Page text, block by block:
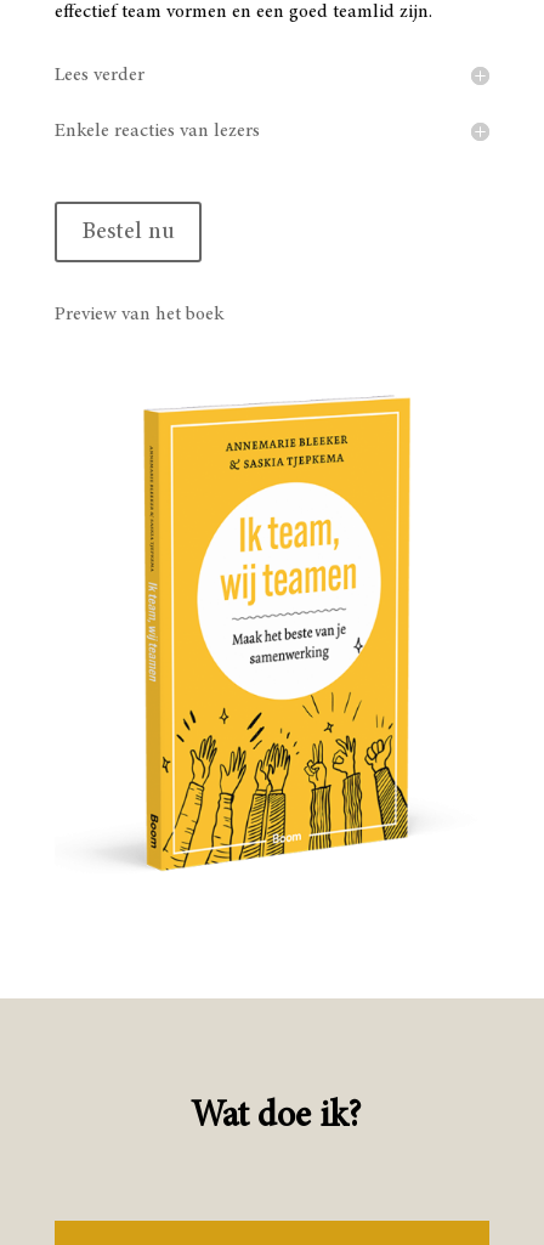
effectief team vormen en een goed teamlid zijn.
Lees verder
Enkele reacties van lezers
Bestel nu
Preview van het boek
Wat doe ik?